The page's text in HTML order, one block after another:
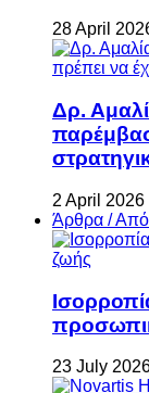
28 April
Δρ.
2 April 2026
Άρθρα /
23 July